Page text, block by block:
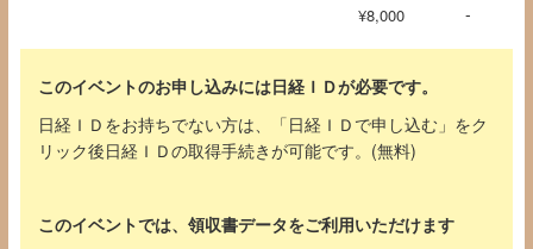
¥8,000 -
このイベントのお申し込みには日経ＩＤが必要です。
日経ＩＤをお持ちでない方は、「日経ＩＤで申し込む」をク
リック後日経ＩＤの取得手続きが可能です。(無料)
このイベントでは、領収書データをご利用いただけます